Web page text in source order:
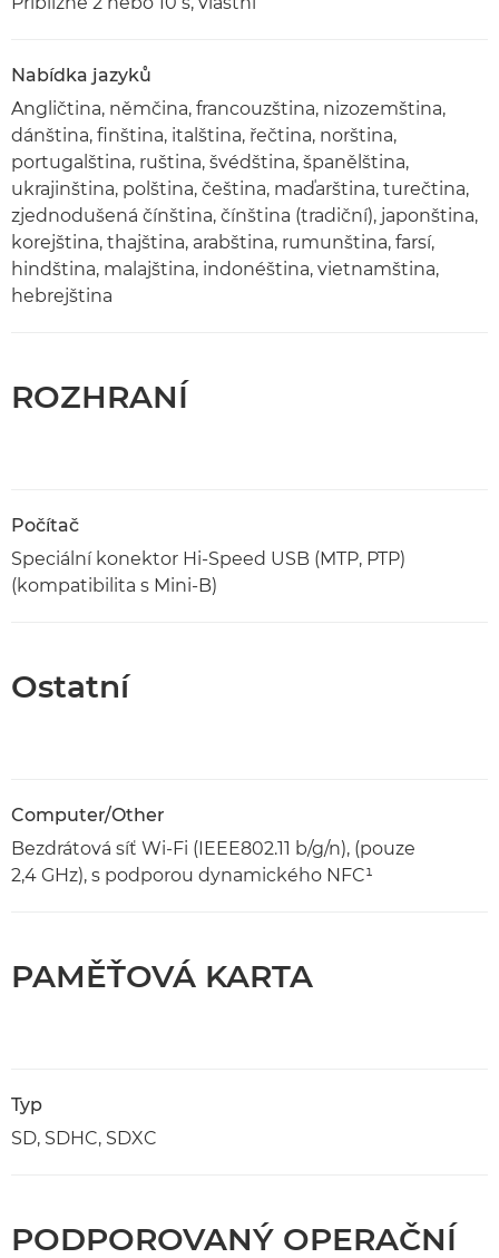
Nabídka jazyků
Angličtina, němčina, francouzština, nizozemština,
dánština, finština, italština, řečtina, norština,
portugalština, ruština, švédština, španělština,
ukrajinština, polština, čeština, maďarština, turečtina,
zjednodušená čínština, čínština (tradiční), japonština,
korejština, thajština, arabština, rumunština, farsí,
hindština, malajština, indonéština, vietnamština,
hebrejština
ROZHRANÍ
Počítač
Speciální konektor Hi-Speed USB (MTP, PTP)
(kompatibilita s Mini-B)
Ostatní
Computer/Other
Bezdrátová síť Wi-Fi (IEEE802.11 b/g/n), (pouze
2,4 GHz), s podporou dynamického NFC¹
PAMĚŤOVÁ KARTA
Typ
SD, SDHC, SDXC
PODPOROVANÝ OPERAČNÍ